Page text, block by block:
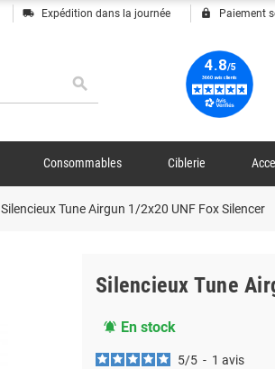
local_shipping Expédition dans la journée lock Paiement
search
Consommables Ciblerie
Silencieux Tune Airgun 1/2x20 UNF Fox Silencer
Silencieux Tune
notifications_active En stock
5/5 - 1 avis